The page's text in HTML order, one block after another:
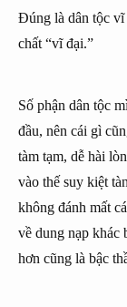
Đúng là dân tộc vĩ
chất “vĩ đại.”
Số phận dân tộc
đầu, nên cái gì
tàm tạm, dễ hài
vào thế suy kiệt
không đánh mất
về dung nạp khác
hơn cũng là bậc